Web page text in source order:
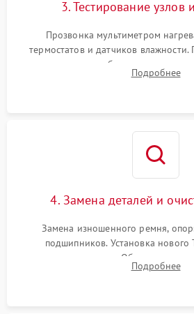
3. Тестирование узлов
Прозвонка мультиметром
термостатов и датчиков влажности.
конденсатора, обмоток мотора и
тепловым насосом — диагностика
Подробнее
4. Замена деталей и
Замена изношенного ремня,
подшипников. Установка
термодатчиков. Обязательная
конденсатора, крыльчаткиПодробнее